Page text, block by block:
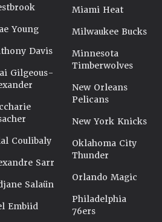
Young
Davis
Gilgeous-
Coulibaly
Sarr
Salaün
Embiid
Miami Heat
Milwaukee Bucks
Minnesota
Timberwolves
New Orleans
Pelicans
New York Knicks
Oklahoma City
Thunder
Orlando Magic
Philadelphia
76ers